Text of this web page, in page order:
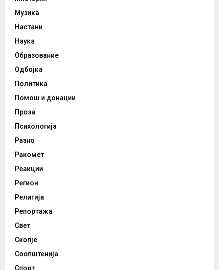
Музика
Настани
Наука
Образование
Одбојка
Политика
Помош и донации
Проза
Психологија
Разно
Ракомет
Реакции
Регион
Религија
Репортажа
Свет
Скопје
Соопштенија
Спорт